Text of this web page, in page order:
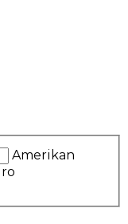
Amerikan